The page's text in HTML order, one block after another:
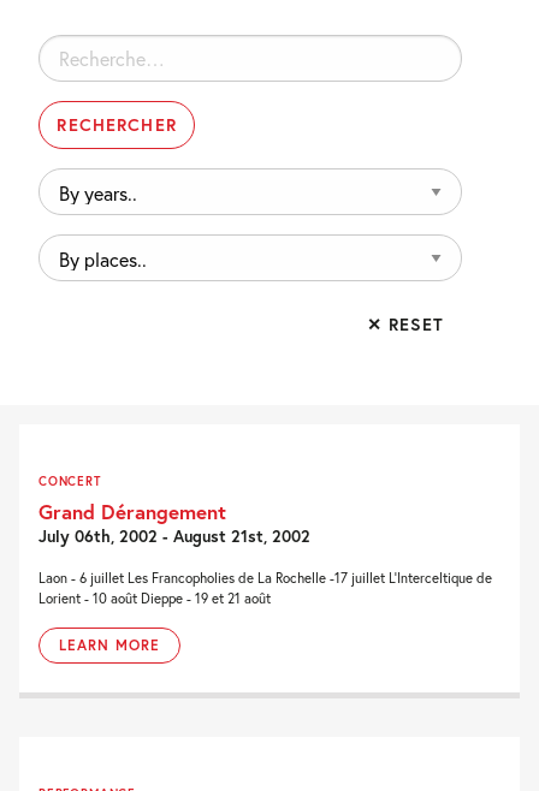
Rechercher :
By
years..
By
places..
✕ RESET
CONCERT
Grand Dérangement
July 06th, 2002 - August 21st, 2002
Laon - 6 juillet Les Francopholies de La Rochelle -17 juillet L'Interceltique de
Lorient - 10 août Dieppe - 19 et 21 août
LEARN MORE